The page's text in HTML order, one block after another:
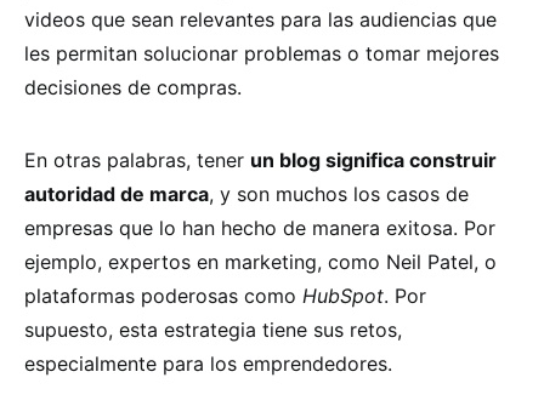
videos que sean relevantes para las audiencias que
les permitan solucionar problemas o tomar mejores
decisiones de compras.
En otras palabras, tener un blog significa construir
autoridad de marca, y son muchos los casos de
empresas que lo han hecho de manera exitosa. Por
ejemplo, expertos en marketing, como Neil Patel, o
plataformas poderosas como HubSpot. Por
supuesto, esta estrategia tiene sus retos,
especialmente para los emprendedores.